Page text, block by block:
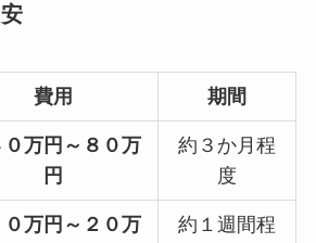
費用 期間
０万円～８０万
円
約３か月程
度
０万円～２０万
約１週間程